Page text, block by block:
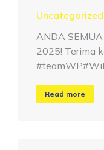
Uncategorized
ANDA
2025! Terima
Read more